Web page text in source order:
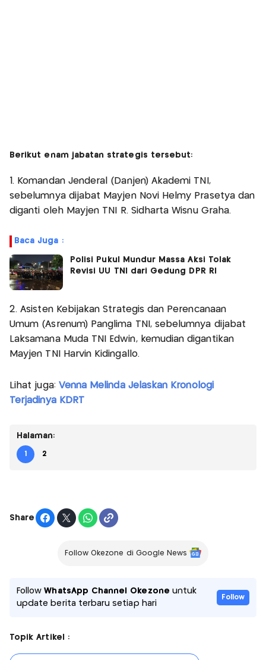
Berikut enam jabatan strategis tersebut:
1. Komandan Jenderal (Danjen) Akademi TNI,
sebelumnya dijabat Mayjen Novi Helmy Prasetya dan
diganti oleh Mayjen TNI R. Sidharta Wisnu Graha.
Baca Juga :
Polisi Pukul Mundur Massa Aksi Tolak
Revisi UU TNI dari Gedung DPR RI
2. Asisten Kebijakan Strategis dan Perencanaan
Umum (Asrenum) Panglima TNI, sebelumnya dijabat
Laksamana Muda TNI Edwin, kemudian digantikan
Mayjen TNI Harvin Kidingallo.
Lihat juga: Venna Melinda Jelaskan Kronologi
Terjadinya KDRT
Halaman:
1 2
Share
Follow Okezone di Google News
FollowWhatsApp Channel Okezone untuk
update berita terbaru setiap hari
Follow
Topik Artikel :